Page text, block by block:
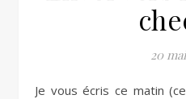
20
Je vous écris ce matin (cette nuit pour vous, vous